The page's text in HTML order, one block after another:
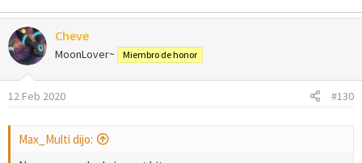
Cheve
MoonLover~ Miembro de honor
12 Feb 2020 #130
Max_Multi dijo: